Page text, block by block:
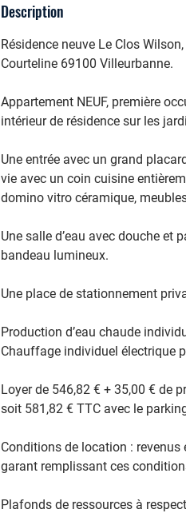
Description
Résidence neuve Le Clos
Courteline 69100 Villeurbanne.
Appartement NEUF, première
intérieur de résidence sur les
Une entrée avec un grand
vie avec un coin cuisine
domino vitro céramique,
Une salle d’eau avec douche et
bandeau lumineux.
Une place de stationnement
Production d’eau chaude
Chauffage individuel électrique
Loyer de 546,82 € + 35,00 € de
soit 581,82 € TTC avec le
Conditions de location :
garant remplissant ces
Plafonds de ressources à